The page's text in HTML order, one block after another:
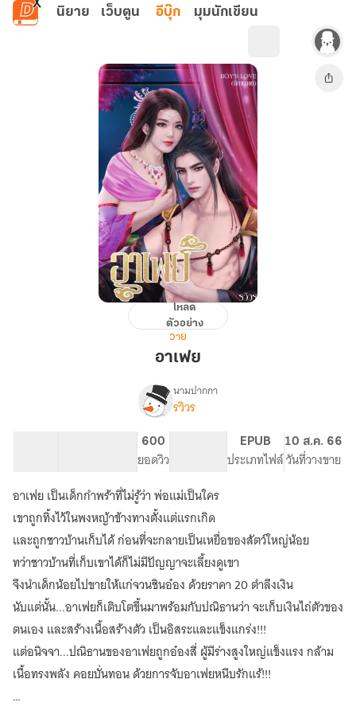
ข้ามไปยังเนื้อหาหลัก
นิยาย เว็บตูน อีบุ๊ก มุมนักเขียน
โหลด
ตัวอย่าง
วาย
อาเฟย
เรื่อง
นามปากกา
รวิวร
600
ยอดวิว
EPUB
ประเภทไฟล์
10 ส.ค. 66
วันที่วางขาย
อาเฟย เป็นเด็กกำพร้าที่ไม่รู้ว่า พ่อแม่เป็นใคร
เขาถูกทิ้งไว้ในพงหญ้าข้างทางตั้งแต่แรกเกิด
และถูกชาวบ้านเก็บได้ ก่อนที่จะกลายเป็นเหยื่อของสัตว์ใหญ่น้อย
ทว่าชาวบ้านที่เก็บเขาได้ก็ไม่มีปัญญาจะเลี้ยงดูเขา
จึงนำเด็กน้อยไปขายให้แก่จวนชินอ๋อง ด้วยราคา 20 ตำลึงเงิน
นับแต่นั้น...อาเฟยก็เติบโตขึ้นมาพร้อมกับปณิธานว่า จะเก็บเงินไถ่ตัวของ
ตนเอง และสร้างเนื้อสร้างตัว เป็นอิสระและแข็งแกร่ง!!!
แต่อนิจจา...ปณิธานของอาเฟยถูกอ๋องสี่ ผู้มีร่างสูงใหญ่แข็งแรง กล้าม
เนื้อทรงพลัง คอยบั่นทอน ด้วยการจับอาเฟยหนีบรักแร้!!!